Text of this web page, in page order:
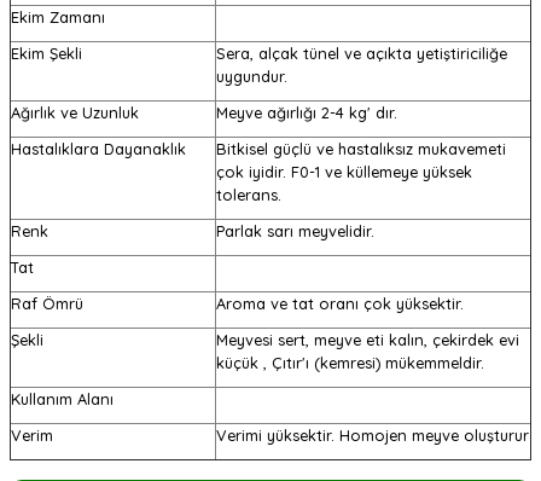
Ekim Zamanı
Ekim Şekli
Sera, alçak tünel ve açıkta yetiştiriciliğe
uygundur.
Ağırlık ve Uzunluk
Meyve ağırlığı 2-4 kg' dır.
Hastalıklara Dayanaklık
Bitkisel güçlü ve hastalıksız mukavemeti
çok iyidir. F0-1 ve küllemeye yüksek
tolerans.
Renk
Parlak sarı meyvelidir.
Tat
Raf Ömrü
Aroma ve tat oranı çok yüksektir.
Şekli
Meyvesi sert, meyve eti kalın, çekirdek evi
küçük , Çıtır'ı (kemresi) mükemmeldir.
Kullanım Alanı
Verim
Verimi yüksektir. Homojen meyve oluşturur